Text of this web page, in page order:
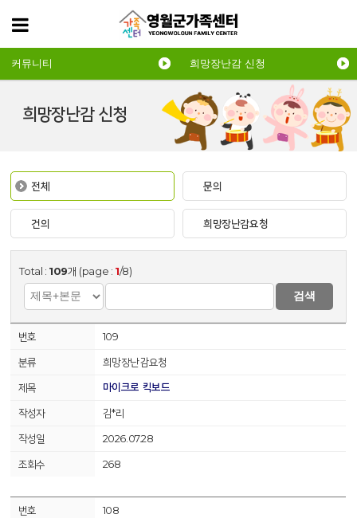
희망장난감 신청
커뮤니티 희망장난감 신청
전체 문의
건의 희망장난감요청
Total : 109개 (page : 1/8)
검색
109
희망장난감요청
마이크로 킥보드
김*리
2026.07.28
268
108